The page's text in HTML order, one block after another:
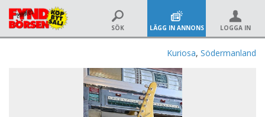
SÖK LÄGG IN ANNONS LOGGA IN
Kuriosa, Södermanland